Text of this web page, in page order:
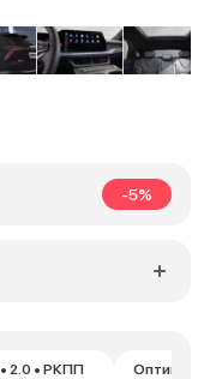
2.0 • РКПП
Оптимум
-5%